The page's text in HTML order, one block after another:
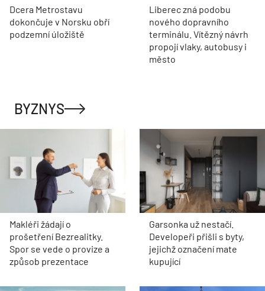
Dcera Metrostavu
dokončuje v Norsku obří
podzemní úložiště
Liberec zná podobu
nového dopravního
terminálu. Vítězný návrh
propojí vlaky, autobusy i
město
BYZNYS
Makléři žádají o
prošetření Bezrealitky.
Spor se vede o provize a
způsob prezentace
Garsonka už nestačí.
Developeři přišli s byty,
jejichž označení mate
kupující